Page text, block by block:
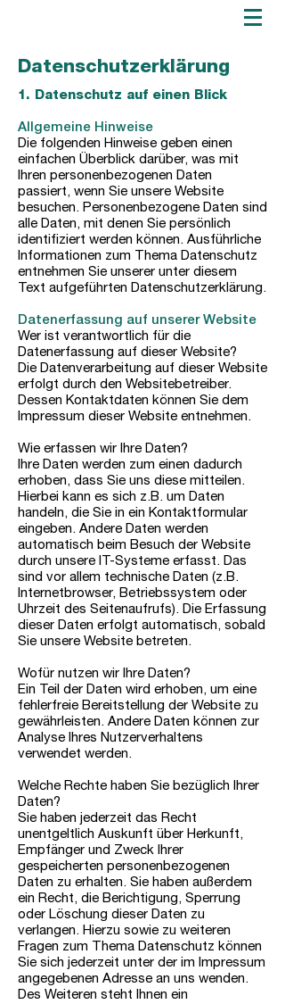
Datenschutzerklärung
1. Datenschutz auf einen Blick
Allgemeine Hinweise
Die folgenden Hinweise geben einen
einfachen Überblick darüber, was mit
Ihren personenbezogenen Daten
passiert, wenn Sie unsere Website
besuchen. Personenbezogene Daten sind
alle Daten, mit denen Sie persönlich
identifiziert werden können. Ausführliche
Informationen zum Thema Datenschutz
entnehmen Sie unserer unter diesem
Text aufgeführten Datenschutzerklärung.
Datenerfassung auf unserer Website
Wer ist verantwortlich für die
Datenerfassung auf dieser Website?
Die Datenverarbeitung auf dieser Website
erfolgt durch den Websitebetreiber.
Dessen Kontaktdaten können Sie dem
Impressum dieser Website entnehmen.
Wie erfassen wir Ihre Daten?
Ihre Daten werden zum einen dadurch
erhoben, dass Sie uns diese mitteilen.
Hierbei kann es sich z.B. um Daten
handeln, die Sie in ein Kontaktformular
eingeben. Andere Daten werden
automatisch beim Besuch der Website
durch unsere IT-Systeme erfasst. Das
sind vor allem technische Daten (z.B.
Internetbrowser, Betriebssystem oder
Uhrzeit des Seitenaufrufs). Die Erfassung
dieser Daten erfolgt automatisch, sobald
Sie unsere Website betreten.
Wofür nutzen wir Ihre Daten?
Ein Teil der Daten wird erhoben, um eine
fehlerfreie Bereitstellung der Website zu
gewährleisten. Andere Daten können zur
Analyse Ihres Nutzerverhaltens
verwendet werden.
Welche Rechte haben Sie bezüglich Ihrer
Daten?
Sie haben jederzeit das Recht
unentgeltlich Auskunft über Herkunft,
Empfänger und Zweck Ihrer
gespeicherten personenbezogenen
Daten zu erhalten. Sie haben außerdem
ein Recht, die Berichtigung, Sperrung
oder Löschung dieser Daten zu
verlangen. Hierzu sowie zu weiteren
Fragen zum Thema Datenschutz können
Sie sich jederzeit unter der im Impressum
angegebenen Adresse an uns wenden.
Des Weiteren steht Ihnen ein